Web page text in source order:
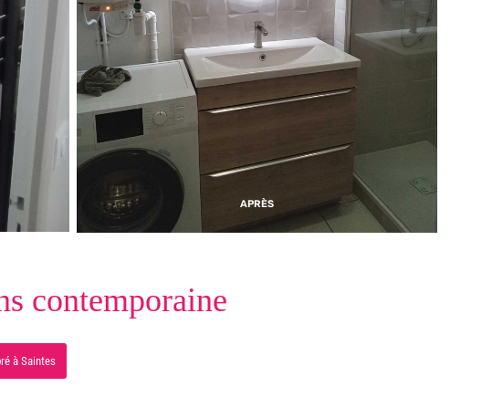
APRÈS
contemporaine
à Saintes